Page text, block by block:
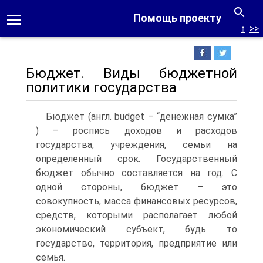
Помощь проекту
↑ >>
Бюджет. Виды бюджетной
политики государства
Бюджет (англ. budget – “денежная сумка”
) – роспись доходов и расходов
государства, учреждения, семьи на
определенный срок. Государственный
бюджет обычно составляется на год. С
одной стороны, бюджет – это
совокупность, масса финансовых ресурсов,
средств, которыми располагает любой
экономический субъект, будь то
государство, территория, предприятие или
семья.